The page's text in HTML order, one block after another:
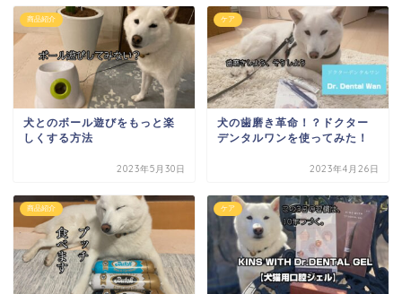
商品紹介
犬とのボール遊びをもっと楽
しくする方法
2023年5月30日
ケア
犬の歯磨き革命！？ドクター
デンタルワンを使ってみた！
2023年4月26日
商品紹介 ケア